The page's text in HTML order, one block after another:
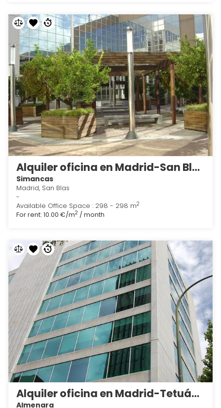
Alquiler oficina en Madrid-San Blás 2
Simancas
Madrid, San Blas
-
Available Office Space : 298 - 298 m2
For rent: 10.00 €/m2 / month
Alquiler oficina en Madrid-Tetuán 5
Almenara